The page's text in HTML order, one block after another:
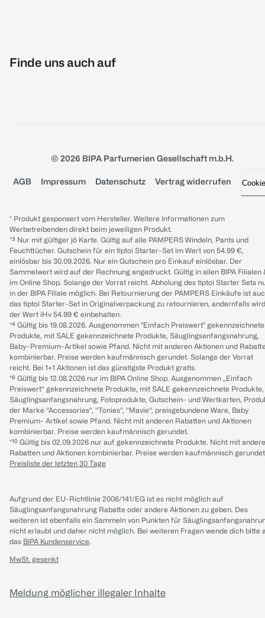
Finde uns auch auf
© 2026 BIPA Parfumerien Gesellschaft m.b.H.
AGB Impressum Datenschutz Vertrag widerrufen
* Produkt gesponsert vom Hersteller. Weitere Informationen zum
Werbetreibenden direkt beim jeweiligen Produkt.
*³ Nur mit gültiger jö Karte. Gültig auf alle PAMPERS Windeln, Pants und
Feuchttücher. Gutschein für ein tiptoi Starter-Set im Wert von 54.99 €,
einlösbar bis 30.09.2026. Nur ein Gutschein pro Einkauf einlösbar. Der
Sammelwert wird auf der Rechnung angedruckt. Gültig in allen BIPA Filialen
im Online Shop. Solange der Vorrat reicht. Abholung des tiptoi Starter Sets
in der BIPA Filiale möglich. Bei Retournierung der PAMPERS Einkäufe ist
das tiptoi Starter-Set in Originalverpackung zu retournieren, andernfalls wird
der Wert iHv 54.99 € einbehalten.
*⁴ Gültig bis 19.08.2026. Ausgenommen "Einfach Preiswert" gekennzeichnete
Produkte, mit SALE gekennzeichnete Produkte, Säuglingsanfangsnahrung,
Baby-Premium-Artikel sowie Pfand. Nicht mit anderen Aktionen und
kombinierbar. Preise werden kaufmännisch gerundet. Solange der Vorrat
reicht. Bei 1+1 Aktionen ist das günstigste Produkt gratis.
*⁸ Gültig bis 12.08.2026 nur im BIPA Online Shop. Ausgenommen „Einfach
Preiswert“ gekennzeichnete Produkte, mit SALE gekennzeichnete Produkte,
Säuglingsanfangsnahrung, Fotoprodukte, Gutschein- und Wertkarten,
der Marke “Accessories“, “Tonies“, “Mavie“, preisgebundene Ware, Baby
Premium- Artikel sowie Pfand. Nicht mit anderen Rabatten und Aktionen
kombinierbar. Preise werden kaufmännisch gerundet.
*¹⁰ Gültig bis 02.09.2026 nur auf gekennzeichnete Produkte. Nicht mit
Rabatten und Aktionen kombinierbar. Preise werden kaufmännisch
Preisliste der letzten 30 Tage
Aufgrund der EU-Richtlinie 2006/141/EG ist es nicht möglich auf
Säuglingsanfangsnahrung Rabatte oder andere Aktionen zu geben. Des
weiteren ist ebenfalls ein Sammeln von Punkten für
nicht erlaubt und daher nicht möglich. Bei weiteren Fragen wende dich bitte
das BIPA Kundenservice.
MwSt. gesenkt
Meldung möglicher illegaler Inhalte